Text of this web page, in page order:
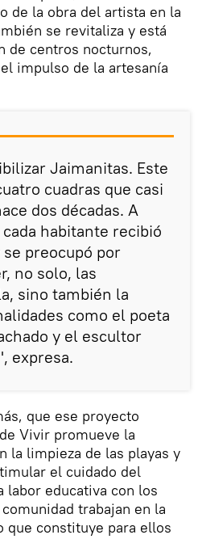
de la obra del artista en la
se revitaliza y está
de centros nocturnos,
impulso de la artesanía
Jaimanitas. Este
cuadras que casi
dos décadas. A
habitante recibió
preocupó por
no solo, las
sino también la
como el poeta
y el escultor
expresa.
que ese proyecto
Vivir promueve la
la limpieza de las playas y
el cuidado del
labor educativa con los
trabajan en la
que constituye para ellos